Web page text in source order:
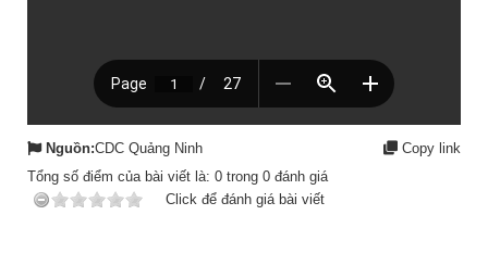
Nguồn:CDC Quảng Ninh
Copy link
Tổng số điểm của bài viết là: 0 trong 0 đánh giá
Click để đánh giá bài viết